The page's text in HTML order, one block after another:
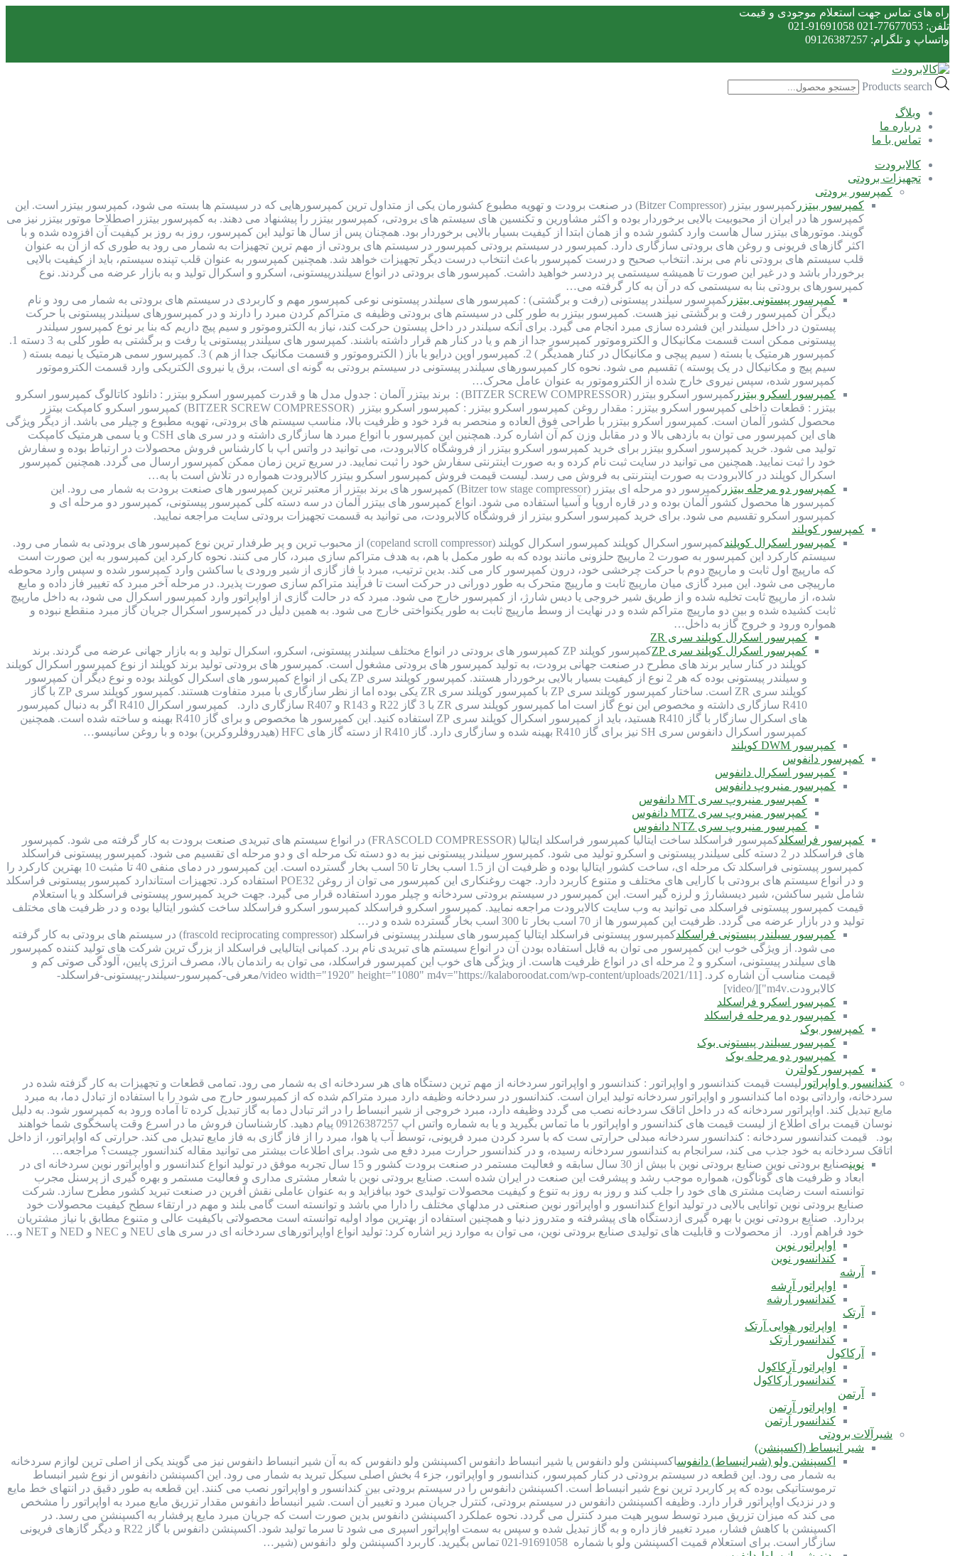
راه های تماس جهت استعلام موجودی و قیمت
تلفن: 77677053-021 91691058-021
واتساپ و تلگرام: 09126387257
Products search
وبلاگ
درباره ما
تماس با ما
کالابرودت
تجهیزات برودتی
کمپرسور برودتی
کمپرسور بیتزر
کمپرسور بیتزر (Bitzer Compressor) در صنعت برودت و تهویه مطبوع کشورمان یکی از متداول ترین کمپرسورهایی که در سیستم ها بسته می شود، کمپرسور بیتزر است. این
کمپرسور ها در ایران از محبوبیت بالایی برخوردار بوده و اکثر مشاورین و تکنسین های سیستم های برودتی، کمپرسور بیتزر را پیشنهاد می دهند. به کمپرسور بیتزر اصطلاحا موتور بیتزر نیز می
گویند. موتورهای بیتزر سال هاست وارد کشور شده و از همان ابتدا از کیفیت بسیار بالایی برخوردار بود. همچنان پس از سال ها تولید این کمپرسور، روز به روز بر کیفیت آن افزوده شده و با
اکثر گازهای فریونی و روغن های برودتی سازگاری دارد. کمپرسور در سیستم برودتی کمپرسور در سیستم های برودتی از مهم ترین تجهیزات به شمار می رود به طوری که از آن به عنوان
قلب سیستم های برودتی نام می برند. انتخاب صحیح و درست کمپرسور باعث انتخاب درست دیگر تجهیزات خواهد شد. همچنین کمپرسور به عنوان قلب تپنده سیستم، باید از کیفیت بالایی
برخوردار باشد و در غیر این صورت تا همیشه سیستمی پر دردسر خواهید داشت. کمپرسور های برودتی در انواع سیلندرپیستونی، اسکرو و اسکرال تولید و به بازار عرضه می گردند. نوع
کمپرسورهای برودتی بنا به سیستمی که در آن به کار گرفته می…
کمپرسور پیستونی بیتزر کمپرسور سیلندر پیستونی (رفت و برگشتی) : کمپرسور های سیلندر پیستونی نوعی کمپرسور مهم و کاربردی در سیستم های برودتی به شمار می رود و نام
دیگر آن کمپرسور رفت و برگشتی نیز هست. کمپرسور بیتزر به طور کلی در سیستم های برودتی وظیفه ی متراکم کردن مبرد را دارند و در کمپرسورهای سیلندر پیستونی با حرکت
پیستون در داخل سیلندر این فشرده سازی مبرد انجام می گیرد. برای آنکه سیلندر در داخل پیستون حرکت کند، نیاز به الکتروموتور و سیم پیچ داریم که بنا بر نوع کمپرسور سیلندر
پیستونی ممکن است قسمت مکانیکال و الکتروموتور کمپرسور جدا از هم و یا در کنار هم قرار داشته باشند. کمپرسور های سیلندر پیستونی یا رفت و برگشتی به طور کلی به 3 دسته 1.
کمپرسور هرمتیک یا بسته ( سیم پیچی و مکانیکال در کنار همدیگر ) 2. کمپرسور اوپن درایو یا باز ( الکتروموتور و قسمت مکانیک جدا از هم ) 3. کمپرسور سمی هرمتیک یا نیمه بسته (
سیم پیچ و مکانیکال در یک پوسته ) تقسیم می شود. نحوه کار کمپرسورهای سیلندر پیستونی در سیستم برودتی به گونه ای است، برق یا نیروی الکتریکی وارد قسمت الکتروموتور
کمپرسور شده، سپس نیروی خارج شده از الکتروموتور به عنوان عامل محرک…
کمپرسور اسکرو بیتزر
کمپرسور اسکرو بیتزر (BITZER SCREW COMPRESSOR) : برند بیتزر آلمان : جدول مدل ها و قدرت کمپرسور اسکرو بیتزر : دانلود کاتالوگ کمپرسور اسکرو
بیتزر : قطعات داخلی کمپرسور اسکرو بیتزر : مقدار روغن کمپرسور اسکرو بیتزر : کمپرسور اسکرو بیتزر (BITZER SCREW COMPRESSOR) کمپرسور اسکرو کامپکت بیتزر
محصول کشور آلمان است. کمپرسور اسکرو بیتزر با طراحی فوق العاده و منحصر به فرد خود و ظرفیت بالا، مناسب سیستم های برودتی، تهویه مطبوع و چیلر می باشد. از دیگر ویژگی
های این کمپرسور می توان به بازدهی بالا و در مقابل وزن کم آن اشاره کرد. همچنین این کمپرسور با انواع مبرد ها سازگاری داشته و در سری های CSH و یا سمی هرمتیک کامپکت
تولید می شود. خرید کمپرسور اسکرو بیتزر برای خرید کمپرسور اسکرو بیتزر از فروشگاه کالابرودت، می توانید در واتس اپ با کارشناس فروش محصولات در ارتباط بوده و سفارش
خود را ثبت نمایید. همچنین می توانید در سایت ثبت نام کرده و به صورت اینترنتی سفارش خود را ثبت نمایید. در سریع ترین زمان ممکن کمپرسور ارسال می گردد. همچنین کمپرسور
اسکرال کوپلند در کالابرودت به صورت اینترنتی به فروش می رسد. لیست قیمت فروش کمپرسور اسکرو بیتزر کالابرودت همواره در تلاش است با به…
کمپرسور دو مرحله بیتزر
کمپرسور دو مرحله ای بیتزر (Bitzer tow stage compressor) کمپرسور های برند بیتزر از معتبر ترین کمپرسور های صنعت برودت به شمار می رود. این
کمپرسور ها محصول کشور آلمان بوده و در قاره اروپا و آسیا استفاده می شود. انواع کمپرسور های بیتزر آلمان در سه دسته کلی کمپرسور پیستونی، کمپرسور دو مرحله ای و
کمپرسور اسکرو تقسیم می شود. برای خرید کمپرسور اسکرو بیتزر از فروشگاه کالابرودت، می توانید به قسمت تجهیزات برودتی سایت مراجعه نمایید.
کمپرسور کوپلند
کمپرسور اسکرال کوپلند
کمپرسور اسکرال کوپلند کمپرسور اسکرال کوپلند (copeland scroll compressor) از محبوب ترین و پر طرفدار ترین نوع کمپرسور های برودتی به شمار می رود.
سیستم کارکرد این کمپرسور به صورت 2 مارپیچ حلزونی مانند بوده که به طور مکمل با هم، به هدف متراکم سازی مبرد، کار می کنند. نحوه کارکرد این کمپرسور به این صورت است
که مارپیچ اول ثابت و مارپیچ دوم با حرکت چرخشی خود، درون کمپرسور کار می کند. بدین ترتیب، مبرد با فاز گازی از شیر ورودی یا ساکشن وارد کمپرسور شده و سپس وارد محوطه
مارپیچی می شود. این مبرد گازی میان مارپیچ ثابت و مارپیچ متحرک به طور دورانی در حرکت است تا فرآیند متراکم سازی صورت پذیرد. در مرحله آخر مبرد که تغییر فاز داده و مایع
شده، از مارپیچ ثابت تخلیه شده و از طریق شیر خروجی یا دیس شارژ، از کمپرسور خارج می شود. مبرد که در حالت گازی از اواپراتور وارد کمپرسور اسکرال می شود، به داخل مارپیچ
ثابت کشیده شده و بین دو مارپیچ متراکم شده و در نهایت از وسط مارپیچ ثابت به طور یکنواختی خارج می شود. به همین دلیل در کمپرسور اسکرال جریان گاز مبرد منقطع نبوده و
همواره ورود و خروج گاز به داخل…
کمپرسور اسکرال کوپلند سری ZR
کمپرسور اسکرال کوپلند سری ZP
کمپرسور کوپلند ZP کمپرسور های برودتی در انواع مختلف سیلندر پیستونی، اسکرو، اسکرال تولید و به بازار جهانی عرضه می گردند. برند
کوپلند در کنار سایر برند های مطرح در صنعت جهانی برودت، به تولید کمپرسور های برودتی مشغول است. کمپرسور های برودتی تولید برند کوپلند از نوع کمپرسور اسکرال کوپلند
و سیلندر پیستونی بوده که هر 2 نوع از کیفیت بسیار بالایی برخوردار هستند. کمپرسور کوپلند سری ZP یکی از انواع کمپرسور های اسکرال کوپلند بوده و نوع دیگر آن کمپرسور
کوپلند سری ZR است. ساختار کمپرسور کوپلند سری ZP با کمپرسور کوپلند سری ZR یکی بوده اما از نظر سازگاری با مبرد متفاوت هستند. کمپرسور کوپلند سری ZP با گاز
R410 سازگاری داشته و مخصوص این نوع گاز است اما کمپرسور کوپلند سری ZR با 3 گاز R22 و R143 و R407 سازگاری دارد. کمپرسور اسکرال R410 اگر به دنبال کمپرسور
های اسکرال سازگار با گاز R410 هستید، باید از کمپرسور اسکرال کوپلند سری ZP استفاده کنید. این کمپرسور ها مخصوص و برای گاز R410 بهینه و ساخته شده است. همچنین
کمپرسور اسکرال دانفوس سری SH نیز برای گاز R410 بهینه شده و سازگاری دارد. گاز R410 از دسته گاز های HFC (هیدروفلروکربن) بوده و با روغن سانیسو…
کمپرسور DWM کوپلند
کمپرسور دانفوس
کمپرسور اسکرال دانفوس
کمپرسور منیروپ دانفوس
کمپرسور منیروپ سری MT دانفوس
کمپرسور منیروپ سری MTZ دانفوس
کمپرسور منیروپ سری NTZ دانفوس
کمپرسور فراسکلد
کمپرسور فراسکلد ساخت ایتالیا کمپرسور فراسکلد ایتالیا (FRASCOLD COMPRESSOR) در انواع سیستم های تبریدی صنعت برودت به کار گرفته می شود. کمپرسور
های فراسکلد در 2 دسته کلی سیلندر پیستونی و اسکرو تولید می شود. کمپرسور سیلندر پیستونی نیز به دو دسته تک مرحله ای و دو مرحله ای تقسیم می شود. کمپرسور پیستونی فراسکلد
کمپرسور پیستونی فراسکلد تک مرحله ای، ساخت کشور ایتالیا بوده و ظرفیت آن از 1.5 اسب بخار تا 50 اسب بخار گسترده است. این کمپرسور در دمای منفی 40 تا مثبت 10 بهترین کارکرد را
و در انواع سیستم های برودتی با کارایی های مختلف و متنوع کاربرد دارد. جهت روغنکاری این کمپرسور می توان از روغن POE32 استفاده کرد. تجهیزات استاندارد کمپرسور پیستونی فراسکلد
شامل شیر ساکشن، شیر دیسشارژ و لرزه گیر است. این کمپرسور در سیستم برودتی سردخانه و چیلر مورد استفاده قرار می گیرد. جهت خرید کمپرسور پیستونی فراسکلد و یا استعلام
قیمت کمپرسور پیستونی فراسکلد می توانید به وب سایت کالابرودت مراجعه نمایید. کمپرسور اسکرو فراسکلد کمپرسور اسکرو فراسکلد ساخت کشور ایتالیا بوده و در ظرفیت های مختلف
تولید و در بازار عرضه می گردد. ظرفیت این کمپرسور ها از 70 اسب بخار تا 300 اسب بخار گسترده شده و در…
کمپرسور سیلندر پیستونی فراسکلد
کمپرسور پیستونی فراسکلد ایتالیا کمپرسور های سیلندر پیستونی فراسکلد (frascold reciprocating compressor) در سیستم های برودتی به کار گرفته
می شود. از ویژگی خوب این کمپرسور می توان به قابل استفاده بودن آن در انواع سیستم های تبریدی نام برد. کمپانی ایتالیایی فراسکلد از بزرگ ترین شرکت های تولید کننده کمپرسور
های سیلندر پیستونی، اسکرو و 2 مرحله ای در انواع ظرفیت هاست. از ویژگی های خوب این کمپرسور فراسکلد، می توان به راندمان بالا، مصرف انرژی پایین، آلودگی صوتی کم و
قیمت مناسب آن اشاره کرد. [video width="1920" height="1080" m4v="https://kalaboroodat.com/wp-content/uploads/2021/11/معرفی-کمپرسور-سیلندر-پیستونی-فراسکلد-
کالابرودت.m4v"][/video]
کمپرسور اسکرو فراسکلد
کمپرسور دو مرحله فراسکلد
کمپرسور بوک
کمپرسور سیلندر پیستونی بوک
کمپرسور دو مرحله بوک
کمپرسور کولترن
کندانسور و اواپراتور لیست قیمت کندانسور و اواپراتور : کندانسور و اواپراتور سردخانه از مهم ترین دستگاه های هر سردخانه ای به شمار می رود. تمامی قطعات و تجهیزات به کار گزفته شده در
سردخانه، وارداتی بوده اما کندانسور و اواپراتور سردخانه تولید ایران است. کندانسور در سردخانه وظیفه دارد مبرد متراکم شده که از کمپرسور حارج می شود را با استفاده از تبادل دما، به مبرد
مایع تبدیل کند. اواپراتور سردخانه که در داخل اتاقک سردخانه نصب می گردد وظیفه دارد، مبرد خروجی از شیر انبساط را در اثر تبادل دما به گاز تبدیل کرده تا آماده ورود به کمپرسور شود. به دلیل
نوسان قیمت برای اطلاع از لیست قیمت های کندانسور و اواپراتور با ما تماس بگیرید و یا به شماره واتس اپ 09126387257 پیام دهید. کارشناسان فروش ما در اسرع وقت پاسخگوی شما خواهند
بود. قیمت کندانسور سردخانه : کندانسور سردخانه مبدلی حرارتی ست که با سرد کردن مبرد فریونی، توسط آب یا هوا، مبرد را از فاز گازی به فاز مایع تبدیل می کند. حرارتی که اواپراتور، از داخل
اتاقک سردخانه به خود جذب می کند، سرانجام به کندانسور سردخانه رسیده، و در کندانسور حرارت مبرد دفع می شود. برای اطلاعات بیشتر می توانید مقاله کندانسور چیست؟ مراجعه…
نوین
صنایع برودتی نوین صنایع برودتی نوین با بیش از 30 سال سابقه و فعالیت مستمر در صنعت برودت کشور و 15 سال تجربه موفق در تولید انواع کندانسور و اواپراتور نوین سردخانه ای در
ابعاد و ظرفیت های گوناگون، همواره موجب رشد و پیشرفت این صنعت در ایران شده است. صنایع برودتی نوین با شعار مشتری مداری و فعالیت مستمر و بهره گیری از پرسنل مجرب
توانسته است رضایت مشتری های خود را جلب کند و روز به روز به تنوع و کیفیت محصولات تولیدی خود بیافزاید و به عنوان عاملی نقش آفرین در صنعت تبرید کشور مطرح سازد. شرکت
صنايع برودتی نوين توانايی بالایی در توليد انواع کندانسور و اواپراتور نوین صنعتی در مدلهاي مختلف را دارا مي باشد و توانسته است گامی بلند و مهم در ارتقاء سطح کيفيت محصولات خود
بردارد. صنایع برودتی نوین با بهره گيری ازدستگاه های پيشرفته و متدروز دنيا و همچنين استفاده از بهترين مواد اوليه توانسته است محصولاتی باکيفيت عالی و متنوع مطابق با نياز مشتريان
خود فراهم آورد. از محصولات و قابلیت های تولیدی صنایع برودتی نوین، می توان به موارد زیر اشاره کرد: تولید انواع اواپراتورهای سردخانه ای در سری های NEU و NEC و NED و NET و…
اواپراتور نوین
کندانسور نوین
آرشه
اواپراتور آرشه
کندانسور آرشه
آرتک
اواپراتور هوایی آرتک
کندانسور آرتک
آرکاکول
اواپراتور آرکاکول
کندانسور آرکاکول
آرتمن
اواپراتور آرتمن
کندانسور آرتمن
شیرآلات برودتی
شیر انبساط (اکسپنشن)
اکسپنشن ولو (شیرانبساط) دانفوساکسپنشن ولو دانفوس یا شیر انبساط دانفوس اکسپنشن ولو دانفوس که به آن شیر انبساط دانفوس نیز می گویند یکی از اصلی ترین لوازم سردخانه
به شمار می رود. این قطعه در سیستم برودتی در کنار کمپرسور، کندانسور و اواپراتور، جزء 4 بخش اصلی سیکل تبرید به شمار می رود. این اکسپنشن دانفوس از نوع شیر انبساط
ترموستاتیکی بوده که پر کاربرد ترین نوع شیر انبساط است. اکسپنشن دانفوس را در سیستم برودتی بین کندانسور و اواپراتور نصب می کنند. این قطعه به طور دقیق در انتهای خط مایع
و در نزدیک اواپراتور قرار دارد. وظیفه اکسپنشن دانفوس در سیستم برودتی، کنترل جریان مبرد و تغییر آن است. شیر انبساط دانفوس مقدار تزریق مایع مبرد به اواپراتور را مشخص
می کند که میزان تزریق مبرد توسط سوپر هیت مبرد کنترل می گردد. نحوه عملکرد اکسپنشن دانفوس بدین صورت است که جریان مبرد مایع پرفشار به اکسپنشن می رسد. در
اکسپنشن با کاهش فشار، مبرد تغییر فاز داره و به گاز تبدیل شده و سپس به سمت اواپراتور اسپری می شود تا سرما تولید شود. اکسپنشن دانفوس با گاز R22 و دیگر گازهای فریونی
سازگار است. برای استعلام قمیت اکسپنشن ولو با شماره 91691058-021 تماس بگیرید. کاربرد اکسپنشن ولو دانفوس (شیر…